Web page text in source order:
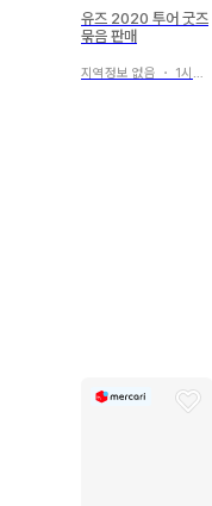
유즈 2020 투어 굿즈
묶음 판매
지역정보 없음 ・ 1시간 전